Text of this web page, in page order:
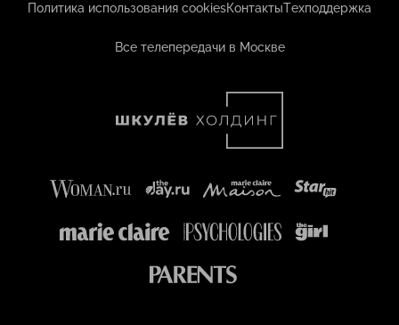
Политика использования cookiesКонтактыТехподдержка
Все телепередачи в Москве